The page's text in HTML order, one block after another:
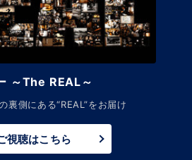
～The REAL～
裏側にある“REAL”をお届け
視聴はこちら